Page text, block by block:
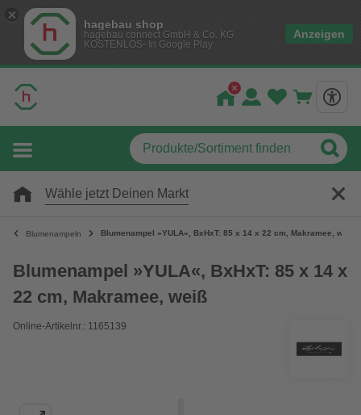
hagebau shop
hagebau connect GmbH & Co. KG
KOSTENLOS- In Google Play
Anzeigen
Wähle jetzt Deinen Markt
Blumenampeln Blumenampel »YULA«, BxHxT: 85 x 14 x 22 cm, Makramee, weiß
Blumenampel »YULA«, BxHxT: 85 x 14 x
22 cm, Makramee, weiß
Online-Artikelnr.: 1165139